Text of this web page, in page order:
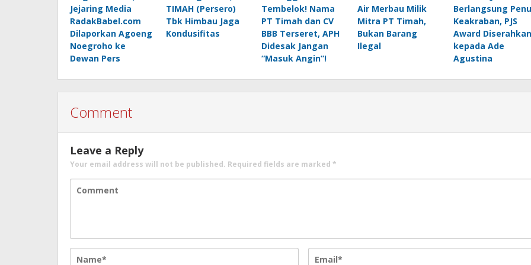
Jejaring Media
RadakBabel.com
Dilaporkan Agoeng
Noegroho ke
Dewan Pers
TIMAH (Persero)
Tbk Himbau Jaga
Kondusifitas
Tembelok! Nama
PT Timah dan CV
BBB Terseret, APH
Didesak Jangan
“Masuk Angin”!
Air Merbau Milik
Mitra PT Timah,
Bukan Barang
Ilegal
Berlangsung
Keakraban, PJS
Award Diserahkan
kepada Ade
Agustina
Comment
Leave a Reply
Your email address will not be published. Required fields are marked *